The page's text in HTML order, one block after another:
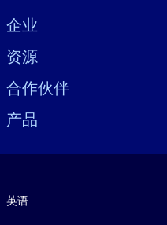
Visually hidden Text
企业
资源
合作伙伴
产品
英语